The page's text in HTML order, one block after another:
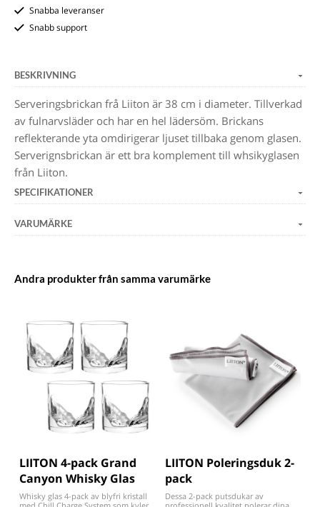
Snabba leveranser
Snabb support
BESKRIVNING
Serveringsbrickan frå Liiton är 38 cm i diameter. Tillverkad
av fulnarvsläder och har en hel lädersöm. Brickans
reflekterande yta omdirigerar ljuset tillbaka genom glasen.
Serverignsbrickan är ett bra komplement till whsikyglasen
från Liiton.
SPECIFIKATIONER
VARUMÄRKE
Andra produkter från samma varumärke
LIITON 4-pack Grand
Canyon Whisky Glas
Whisky glas 4-pack av blyfri kristall
LIITON Poleringsduk 2-
pack
Dessa 2-pack putsdukar av